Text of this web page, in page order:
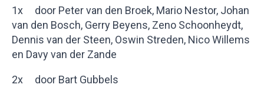
1x door Peter van den Broek, Mario Nestor, Johan
van den Bosch, Gerry Beyens, Zeno Schoonheydt,
Dennis van der Steen, Oswin Streden, Nico Willems
en Davy van der Zande
2x door Bart Gubbels